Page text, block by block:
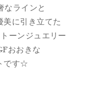
なラインと
美に引き立てた
ーンジュエリー
おおきな
です☆